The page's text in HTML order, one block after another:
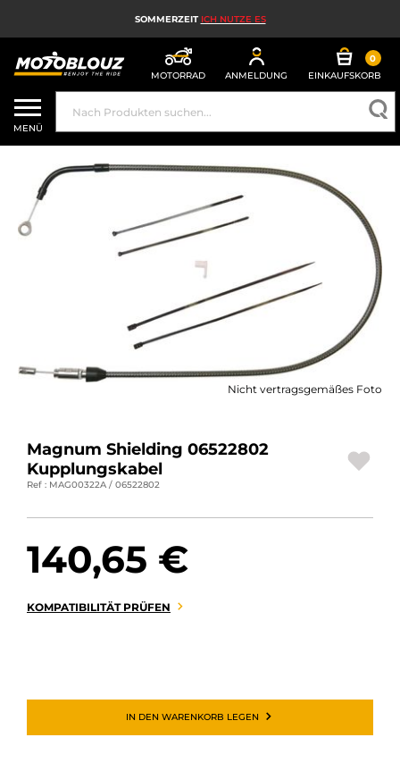
SOMMERZEIT ICH NUTZE ES
MOTORRAD ANMELDUNG
0
EINKAUFSKORB
MOTORRADHELM
MOTORRADAUSRÜSTUNG FÜR HERREN
MOTORRADAUSRÜSTUNG FÜR DAMEN
MX, ENDURO UND TRAIL
HIGH-TECH-MOTORRAD
MOTORRAD-AIRBAG
MOTORRADTEILE UND WERKZEUGE
MOTORRADZUBEHÖR
SPORTBEKLEIDUNG
DE | EUR €
MENÜ
Nicht vertragsgemäßes Foto
Magnum Shielding 06522802
Kupplungskabel
Ref : MAG00322A / 06522802
140,65 €
KOMPATIBILITÄT PRÜFEN
IN DEN WARENKORB LEGEN